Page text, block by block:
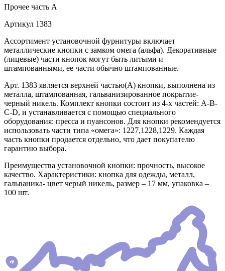
Прочее часть A
Артикул 1383
Ассортимент установочной фурнитуры включает
металлические кнопки с замком омега (альфа). Декоративные
(лицевые) части кнопок могут быть литыми и
штампованными, ее части обычно штампованные.
Арт. 1383 является верхней частью(А) кнопки, выполнена из
металла, штампованная, гальванизированное покрытие-
черный никель. Комплект кнопки состоит из 4-х частей: А-В-
С-D, и устанавливается с помощью специального
оборудования: пресса и пуансонов. Для кнопки рекомендуется
использовать части типа «омега»: 1227,1228,1229. Каждая
часть кнопки продается отдельно, что дает покупателю
гарантию выбора.
Преимущества установочной кнопки: прочность, высокое
качество. Характеристики: кнопка для одежды, металл,
гальваника- цвет черый никель, размер – 17 мм, упаковка –
100 шт.